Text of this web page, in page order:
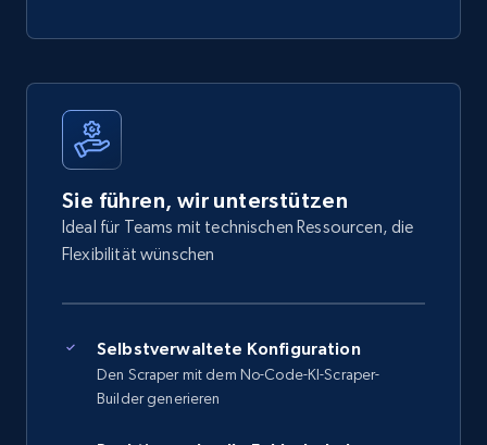
Sie führen, wir unterstützen
Ideal für Teams mit technischen Ressourcen, die
Flexibilität wünschen
Selbstverwaltete Konfiguration
Den Scraper mit dem No-Code-KI-Scraper-
Builder generieren